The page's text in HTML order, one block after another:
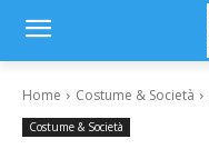
Home Costume & Società
Costume & Società